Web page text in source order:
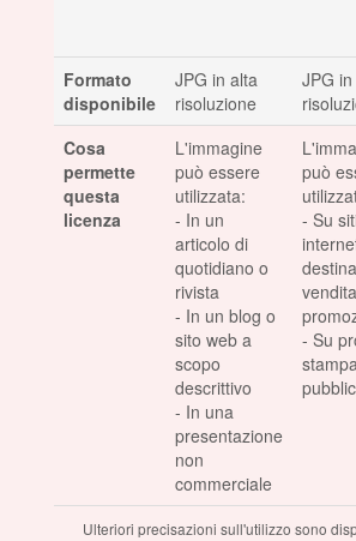
Formato
disponibile
JPG in alta
risoluzione
JPG
Cosa
permette
questa
licenza
L'immagine
può essere
utilizzata:
- In un
articolo di
quotidiano o
rivista
- In un blog o
sito web a
scopo
descrittivo
- In una
presentazione
non
commerciale
può
- Su
- Su
Ulteriori precisazioni sull'utilizzo sono